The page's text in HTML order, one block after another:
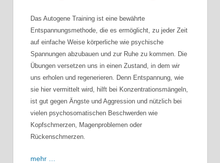
Das Autogene Training ist eine bewährte
Entspannungsmethode, die es ermöglicht, zu jeder Zeit
auf einfache Weise körperliche wie psychische
Spannungen abzubauen und zur Ruhe zu kommen. Die
Übungen versetzen uns in einen Zustand, in dem wir
uns erholen und regenerieren. Denn Entspannung, wie
sie hier vermittelt wird, hilft bei Konzentrationsmängeln,
ist gut gegen Ängste und Aggression und nützlich bei
vielen psychosomatischen Beschwerden wie
Kopfschmerzen, Magenproblemen oder
Rückenschmerzen.
mehr …